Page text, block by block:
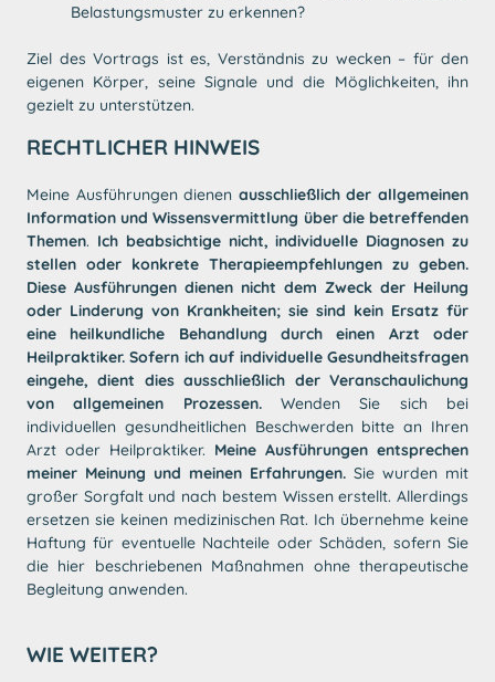
Belastungsmuster zu erkennen?
Ziel des Vortrags ist es, Verständnis zu wecken – für den
eigenen Körper, seine Signale und die Möglichkeiten, ihn
gezielt zu unterstützen.
RECHTLICHER HINWEIS
Meine Ausführungen dienen ausschließlich der allgemeinen
Information und Wissensvermittlung über die betreffenden
Themen. Ich beabsichtige nicht, individuelle Diagnosen zu
stellen oder konkrete Therapieempfehlungen zu geben.
Diese Ausführungen dienen nicht dem Zweck der Heilung
oder Linderung von Krankheiten; sie sind kein Ersatz für
eine heilkundliche Behandlung durch einen Arzt oder
Heilpraktiker. Sofern ich auf individuelle Gesundheitsfragen
eingehe, dient dies ausschließlich der Veranschaulichung
von allgemeinen Prozessen.Wenden Sie sich bei
individuellen gesundheitlichen Beschwerden bitte an Ihren
Arzt oder Heilpraktiker. Meine Ausführungen entsprechen
meiner Meinung und meinen Erfahrungen. Sie wurden mit
großer Sorgfalt und nach bestem Wissen erstellt. Allerdings
ersetzen sie keinen medizinischen Rat. Ich übernehme keine
Haftung für eventuelle Nachteile oder Schäden, sofern Sie
die hier beschriebenen Maßnahmen ohne therapeutische
Begleitung anwenden.
WIE WEITER?